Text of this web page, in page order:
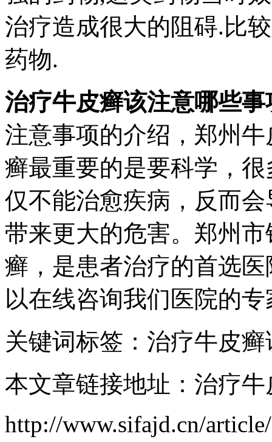
治疗造成很大的阻碍.比
药物.
治疗牛皮癣该注意哪些事
注意事项的介绍，郑州
癣最重要的是要科学，
仅不能治愈疾病，反而
带来更大的危害。郑州
癣，是患者治疗的首选
以在线咨询我们医院的
关键词标签：治疗牛皮
本文章链接地址：治疗
http://www.sifajd.cn/